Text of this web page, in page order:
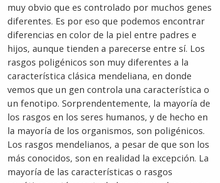
muy obvio que es controlado por muchos genes
diferentes. Es por eso que podemos encontrar
diferencias en color de la piel entre padres e
hijos, aunque tienden a parecerse entre sí. Los
rasgos poligénicos son muy diferentes a la
característica clásica mendeliana, en donde
vemos que un gen controla una característica o
un fenotipo. Sorprendentemente, la mayoría de
los rasgos en los seres humanos, y de hecho en
la mayoría de los organismos, son poligénicos.
Los rasgos mendelianos, a pesar de que son los
más conocidos, son en realidad la excepción. La
mayoría de las características o rasgos